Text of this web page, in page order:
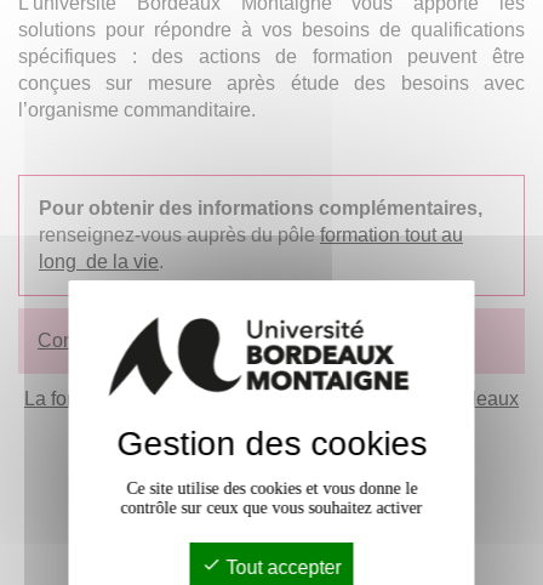
solutions pour répondre à vos besoins de qualifications
spécifiques : des actions de formation peuvent être
conçues sur mesure après étude des besoins avec
l’organisme commanditaire.
Pour obtenir des informations complémentaires,
renseignez-vous auprès du pôleformation tout au
long de la vie.
Consulter l'offre de formation tout au long de la vie
La formation tout au long de la vie à l'Université Bordeaux
Gestion des cookies
Ce site utilise des cookies et vous donne le
contrôle sur ceux que vous souhaitez activer
Tout accepter